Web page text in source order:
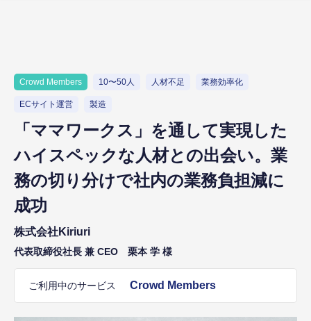
Crowd Members 10〜50人 人材不足 業務効率化
ECサイト運営 製造
「ママワークス」を通して実現した
ハイスペックな人材との出会い。業
務の切り分けで社内の業務負担減に
成功
株式会社Kiriuri
代表取締役社長 兼 CEO 栗本 学 様
ご利用中のサービス Crowd Members